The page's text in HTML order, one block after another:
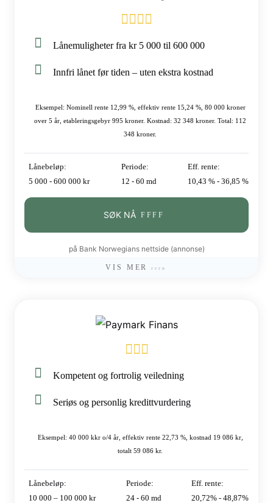
Lånemuligheter fra kr 5 000 til 600 000
Innfri lånet før tiden – uten ekstra kostnad
Eksempel: Nominell rente 12,99 %, effektiv rente 15,24 %, 80 000 kroner
over 5 år, etableringsgebyr 995 kroner. Kostnad: 32 348 kroner. Total: 112
348 kroner.
Lånebeløp:
5 000 - 600 000 kr
Periode:
12 - 60 md
Eff. rente:
10,43 % - 36,85 %
SØK NÅ
på Bank Norwegians nettside (annonse)
VIS MER
Kompetent og fortrolig veiledning
Seriøs og personlig kredittvurdering
Eksempel: 40 000 kkr o/4 år, effektiv rente 22,73 %, kostnad 19 086 kr,
totalt 59 086 kr.
Lånebeløp:
10 000 – 100 000 kr
Periode:
24 - 60 md
Eff. rente:
20,72% - 48,87%